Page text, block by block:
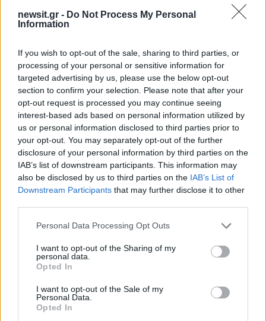
newsit.gr - Do Not Process My Personal
Information
If you wish to opt-out of the sale, sharing to third parties, or
processing of your personal or sensitive information for
targeted advertising by us, please use the below opt-out
section to confirm your selection. Please note that after your
opt-out request is processed you may continue seeing
interest-based ads based on personal information utilized by
us or personal information disclosed to third parties prior to
your opt-out. You may separately opt-out of the further
disclosure of your personal information by third parties on the
IAB’s list of downstream participants. This information may
also be disclosed by us to third parties on the IAB’s List of
Downstream Participants that may further disclose it to other
Please note that this website/app uses one or more Google
not limited to your visit or usage behaviour. You may click to
grant or deny consent to Google and its third-party tags to
use your data for below specified purposes in below Google
consent section.
Personal Data Processing Opt Outs
I want to opt-out of the Sharing of my
personal data.
Opted In
I want to opt-out of the Sale of my
Personal Data.
Opted In
«Ήμασταν σε ένα ανοιχτό πεδίο, χωρίς μέρος να
κρυφτούμε. Νιώθαμε ανήμποροι. Κάποιοι στην
απελπισία τους ανέβηκαν σε δέντρα. Οι
περισσότεροι σκοτώθηκαν από σφαίρες της
Χαμάς. Όσοι επέζησαν, ήταν αυτοί που έκρυψαν
το σώμα τους κάτω από πτώματα και παρίσταναν
τους νεκρούς» περιέγραψε, ενώ είπε ότι
ορισμένα μέλη της Χαμάς με τα όπλα τους
κακοποιούσαν γυναίκες στα γεννητικά τους
όργανα, ενώ με μαχαίρια τους έκοβαν κομμάτια
από το σώμα τους», τόνισε χαρακτηριστικά η
Νασά.